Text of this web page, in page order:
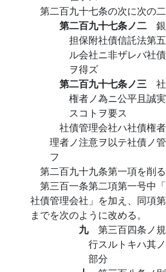
第二百九十七条の次に次の二
第二百九十七条ノ二
担保附社債信託法第
ル会社ニ非ザレバ社
ヲ得ズ
第二百九十七条ノ三
権者ノ為ニ公平且誠
スコトヲ要ス
社債管理会社ハ社債権
理者ノ注意ヲ以テ社債ノ
フ
第二百九十九条第一項を削る
第三百一条第二項第一号中
社債管理会社」を加え、同項
までを次のように改める。
九 第三百四条ノ
行スルトキハ其
部分